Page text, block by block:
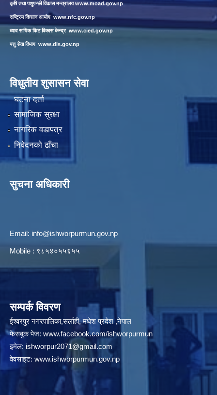
कृषि तथा पशुपन्छी विकास मन्त्रालयwww.moad.gov.np
राष्ट्रिय किसान आयोग www.nfc.gov.np
व्याव सायिक किट विकास केन्द्र www.cied.gov.np
पशु सेवा विभाग www.dls.gov.np
विधुतीय शुसासन सेवा
घटना दर्ता
सामाजिक सुरक्षा
नागरिक वडापत्र
निवेदनको ढाँचा
सुचना अधिकारी
Email: info@ishworpurmun.gov.np
Mobile : ९८५४०५५६५५
सम्पर्क विवरण
ईश्वरपुर नगरपालिका,सर्लाही, मधेश प्रदेश ,नेपाल
फेसबुक पेज: www.facebook.com/ishworpurmun
इमेल: ishworpur2071@gmail.com
वेवसाइट: www.ishworpurmun.gov.np